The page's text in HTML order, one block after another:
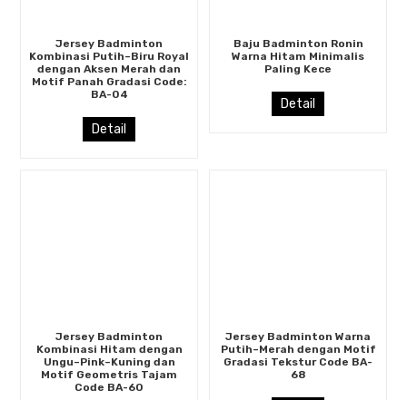
Jersey Badminton
Kombinasi Putih–Biru Royal
dengan Aksen Merah dan
Motif Panah Gradasi Code:
BA-04
Detail
Baju Badminton Ronin
Warna Hitam Minimalis
Paling Kece
Detail
Jersey Badminton
Kombinasi Hitam dengan
Ungu–Pink–Kuning dan
Motif Geometris Tajam
Code BA-60
Jersey Badminton Warna
Putih–Merah dengan Motif
Gradasi Tekstur Code BA-
68